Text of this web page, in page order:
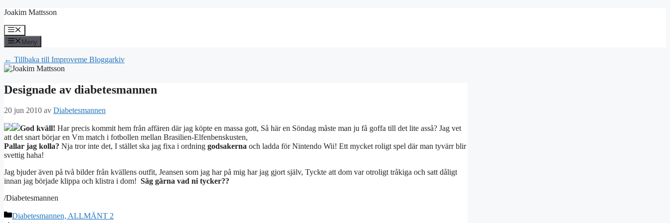
Hoppa
innehåll
Joakim Mattsson
Meny
Meny
← Tillbaka till Improveme Bloggarkiv
Designade av diabetesmannen
20 jun 2010 av Diabetesmannen
God kväll! Har precis kommit hem från affären där jag köpte en massa gott, Så här en Söndag måste man ju få goffa till det lite asså? Jag vet
att det snart börjar en Vm match i fotbollen mellan Brasilien-Elfenbenskusten,
Pallar jag kolla? Nja tror inte det, I stället ska jag fixa i ordning godsakerna och ladda för Nintendo Wii! Ett mycket roligt spel där man tyvärr blir
svettig haha!
Jag bjuder även på två bilder från kvällens outfit, Jeansen som jag har på mig har jag gjort själv, Tyckte att dom var otroligt tråkiga och satt dåligt
innan jag började klippa och klistra i dom! Säg gärna vad ni tycker??
/Diabetesmannen
Kategorier
Diabetesmannen, ALLMÄNT 2